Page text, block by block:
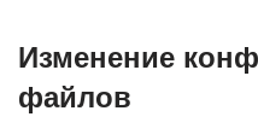
Изменение
файлов